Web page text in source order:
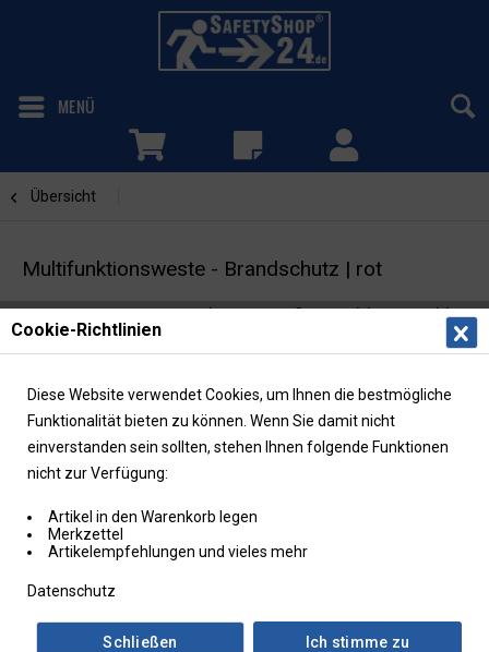
MENÜ
Übersicht
Multifunktionsweste - Brandschutz | rot
Warnweste mit Taschen & Reißverschluss | inkl.
Rückenaufdruck
Cookie-Richtlinien
Diese Website verwendet Cookies, um Ihnen die bestmögliche
Funktionalität bieten zu können. Wenn Sie damit nicht
einverstanden sein sollten, stehen Ihnen folgende Funktionen
nicht zur Verfügung:
Artikel in den Warenkorb legen
Merkzettel
Artikelempfehlungen und vieles mehr
Datenschutz
Ich stimme zu
Schließen